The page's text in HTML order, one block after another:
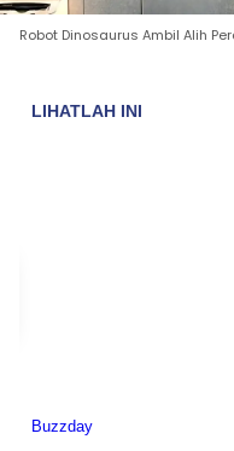
Robot Dinosaurus Ambil Alih